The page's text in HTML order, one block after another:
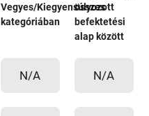
Vegyes/Kiegyensúlyozott
kategóriában
összes
befektetési
alap között
N/A N/A